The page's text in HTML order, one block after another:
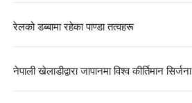
रेलको डब्बामा रहेका पाण्डा तत्वहरू
नेपाली खेलाडीद्वारा जापानमा विश्व कीर्तिमान सिर्जना